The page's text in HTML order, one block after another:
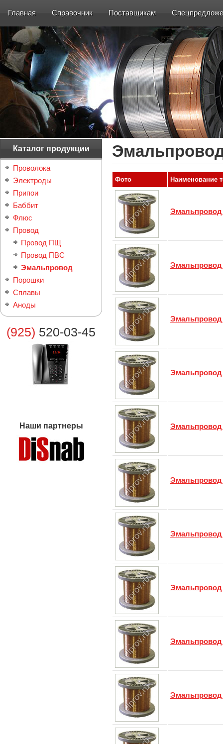
Главная Справочник Поставщикам
Каталог продукции
Проволока
Электроды
Припои
Баббит
Флюс
Провод
Провод ПЩ
Провод ПВС
Эмальпровод
Порошки
Сплавы
Аноды
(925) 520-03-45
Наши партнеры
Фото Наименование